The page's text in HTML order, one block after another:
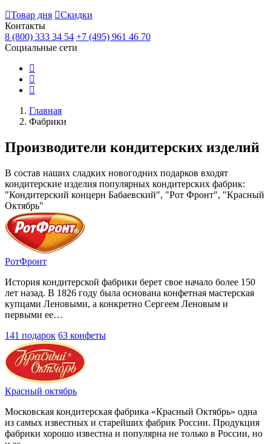
Товар дня
Скидки
Контакты
8 (800) 333 34 54 +7 (495) 961 46 70
Социальные сети
Главная
Фабрики
Производители кондитерских изделий
В состав наших сладких новогодних подарков входят
кондитерские изделия популярных кондитерских фабрик:
"Кондитерский концерн Бабаевский", "Рот Фронт", "Красный
Октябрь"
РотФронт
История кондитерской фабрики берет свое начало более 150
лет назад. В 1826 году была основана конфетная мастерская
купцами Леновыми, а конкретно Сергеем Леновым и
первыми ее…
141 подарок 63 конфеты
Красный октябрь
Московская кондитерская фабрика «Красный Октябрь» одна
из самых известных и старейших фабрик России. Продукция
фабрики хорошо известна и популярна не только в России, но